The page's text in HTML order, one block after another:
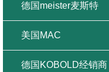
德国meister麦斯特
美国MAC
德国KOBOLD经销商